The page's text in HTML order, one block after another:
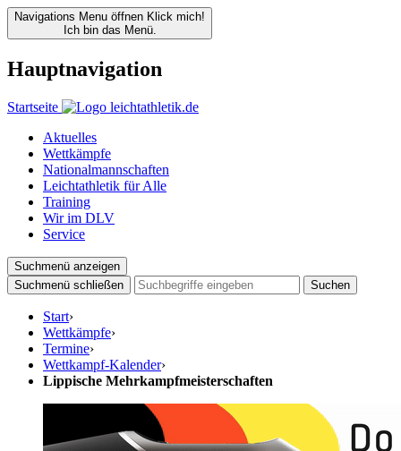
Navigations Menu öffnen Klick mich!
Ich bin das Menü.
Hauptnavigation
Startseite
Aktuelles
Wettkämpfe
Nationalmannschaften
Leichtathletik für Alle
Training
Wir im DLV
Service
Suchmenü anzeigen
Suchmenü schließen
Suchen
Start›
Wettkämpfe›
Termine›
Wettkampf-Kalender›
Lippische Mehrkampfmeisterschaften